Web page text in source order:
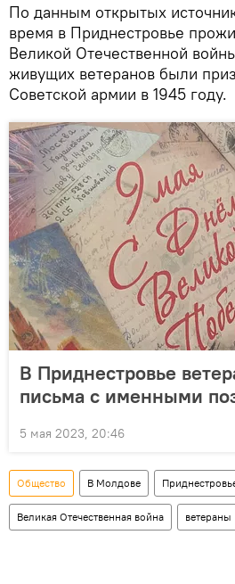
По данным открытых
время в Приднестровье
Великой Отечественной
живущих ветеранов были
Советской армии в 1945 году.
В Приднестровье
письма с именными
5 мая 2023, 20:46
Общество В Молдове
Великая Отечественная война ветераны